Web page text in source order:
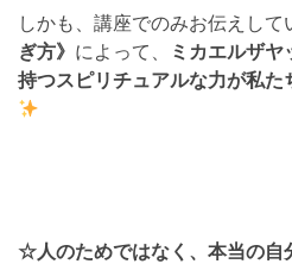
しかも、講座でのみお伝えして
ぎ方》 によって、
ミカエルザ
持つスピリチュアルな力が私
☆人のためではなく、本当の自